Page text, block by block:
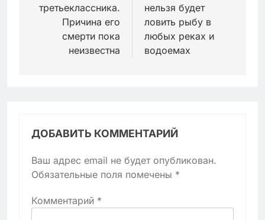
третьеклассника.
Причина его
смерти пока
неизвестна
нельзя будет
ловить рыбу в
любых реках и
водоемах
ДОБАВИТЬ КОММЕНТАРИЙ
Ваш адрес email не будет опубликован.
Обязательные поля помечены *
Комментарий *